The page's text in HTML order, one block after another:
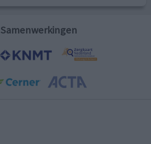
Samenwerkingen